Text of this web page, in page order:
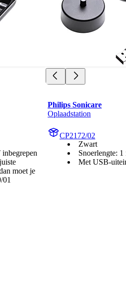
moet je
01
Philips Sonicare
Oplaadstation
CP2172/02
Zwart
Snoerlengte: 1
Met USB-